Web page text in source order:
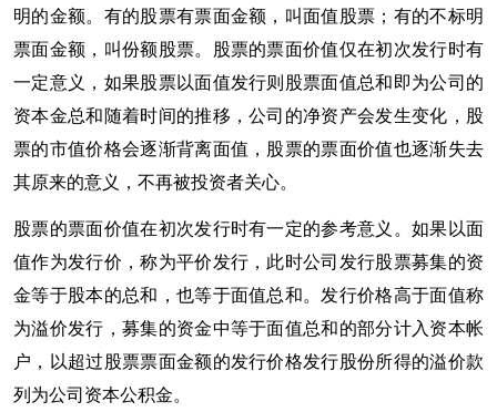
明的金额。有的股票有票面金额，叫面值股票；有的不标明
票面金额，叫份额股票。股票的票面价值仅在初次发行时有
一定意义，如果股票以面值发行则股票面值总和即为公司的
资本金总和随着时间的推移，公司的净资产会发生变化，股
票的市值价格会逐渐背离面值，股票的票面价值也逐渐失去
其原来的意义，不再被投资者关心。
股票的票面价值在初次发行时有一定的参考意义。如果以面
值作为发行价，称为平价发行，此时公司发行股票募集的资
金等于股本的总和，也等于面值总和。发行价格高于面值称
为溢价发行，募集的资金中等于面值总和的部分计入资本帐
户，以超过股票票面金额的发行价格发行股份所得的溢价款
列为公司资本公积金。